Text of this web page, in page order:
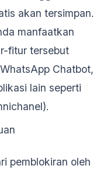
akan tersimpan.
manfaatkan
fitur tersebut
Chatbot,
lain seperti
pemblokiran oleh